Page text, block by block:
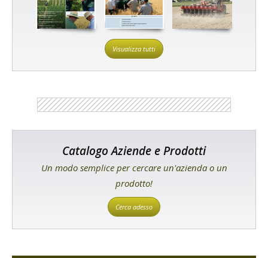
Visualizza tutti
Catalogo Aziende e Prodotti
Un modo semplice per cercare un'azienda o un
prodotto!
Cerca adesso